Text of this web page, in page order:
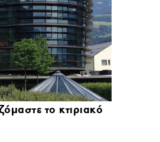
το κτιριακό